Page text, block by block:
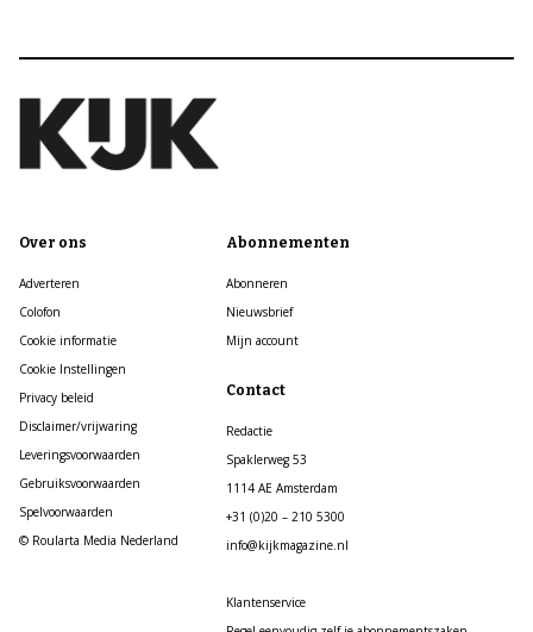
Over ons
Adverteren
Colofon
Cookie informatie
Cookie Instellingen
Privacy beleid
Disclaimer/vrijwaring
Leveringsvoorwaarden
Gebruiksvoorwaarden
Spelvoorwaarden
© Roularta Media Nederland
Abonnementen
Abonneren
Nieuwsbrief
Mijn account
Contact
Redactie
Spaklerweg 53
1114 AE Amsterdam
+31 (0)20 – 210 5300
info@kijkmagazine.nl
Klantenservice